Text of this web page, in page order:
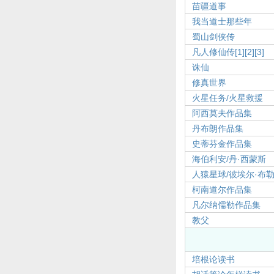
苗疆道事
我当道士那些年
蜀山剑侠传
凡人修仙传[1][2][3]
诛仙
修真世界
火星任务/火星救援
阿西莫夫作品集
丹布朗作品集
史蒂芬金作品集
海伯利安/丹·西蒙斯
人猿星球/彼埃尔·布勒
柯南道尔作品集
凡尔纳儒勒作品集
教父
培根论读书